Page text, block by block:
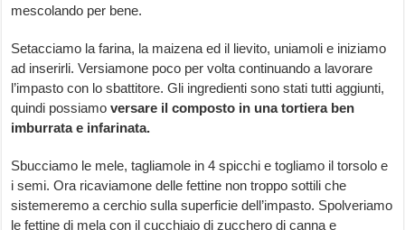
mescolando per bene.
Setacciamo la farina, la maizena ed il lievito, uniamoli e iniziamo
ad inserirli. Versiamone poco per volta continuando a lavorare
l’impasto con lo sbattitore. Gli ingredienti sono stati tutti aggiunti,
quindi possiamoversare il composto in una tortiera ben
imburrata e infarinata.
Sbucciamo le mele, tagliamole in 4 spicchi e togliamo il torsolo e
i semi. Ora ricaviamone delle fettine non troppo sottili che
sistemeremo a cerchio sulla superficie dell’impasto. Spolveriamo
le fettine di mela con il cucchiaio di zucchero di canna e